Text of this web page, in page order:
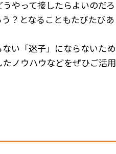
やって接したらよいのだろ
？となることもたびたびあ
い「迷子」にならないため
ノウハウなどをぜひご活用